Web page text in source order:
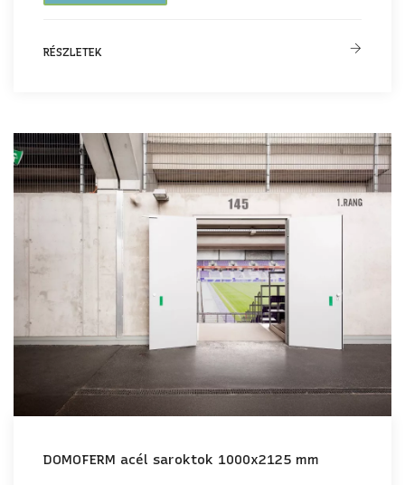
RÉSZLETEK
DOMOFERM acél saroktok 1000x2125 mm